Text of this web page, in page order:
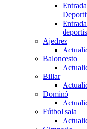
Ajedrez
Baloncesto
Billar
Dominó
Fútbol sala